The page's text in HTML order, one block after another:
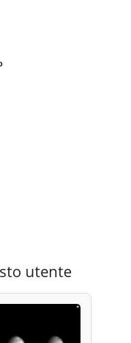
utente